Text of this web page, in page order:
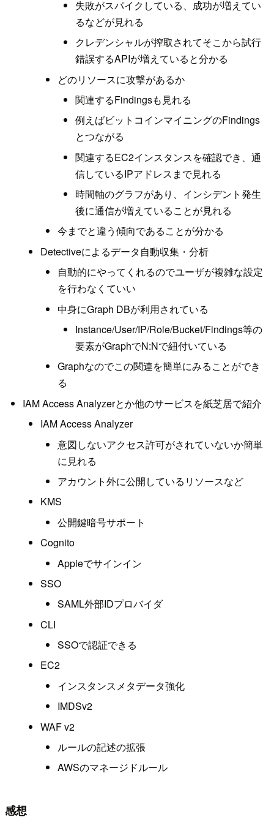
失敗がスパイクしている、成功が増えてい
るなどが見れる
クレデンシャルが搾取されてそこから試行
錯誤するAPIが増えていると分かる
どのリソースに攻撃があるか
関連するFindingsも見れる
例えばビットコインマイニングのFindings
とつながる
関連するEC2インスタンスを確認でき、通
信しているIPアドレスまで見れる
時間軸のグラフがあり、インシデント発生
後に通信が増えていることが見れる
今までと違う傾向であることが分かる
Detectiveによるデータ自動収集・分析
自動的にやってくれるのでユーザが複雑な設定
を行わなくていい
中身にGraph DBが利用されている
Instance/User/IP/Role/Bucket/Findings等の
要素がGraphでN:Nで紐付いている
Graphなのでこの関連を簡単にみることができ
る
IAM Access Analyzerとか他のサービスを紙芝居で紹介
IAM Access Analyzer
意図しないアクセス許可がされていないか簡単
に見れる
アカウント外に公開しているリソースなど
KMS
公開鍵暗号サポート
Cognito
Appleでサインイン
SSO
SAML外部IDプロバイダ
CLI
SSOで認証できる
EC2
インスタンスメタデータ強化
IMDSv2
WAF v2
ルールの記述の拡張
AWSのマネージドルール
感想